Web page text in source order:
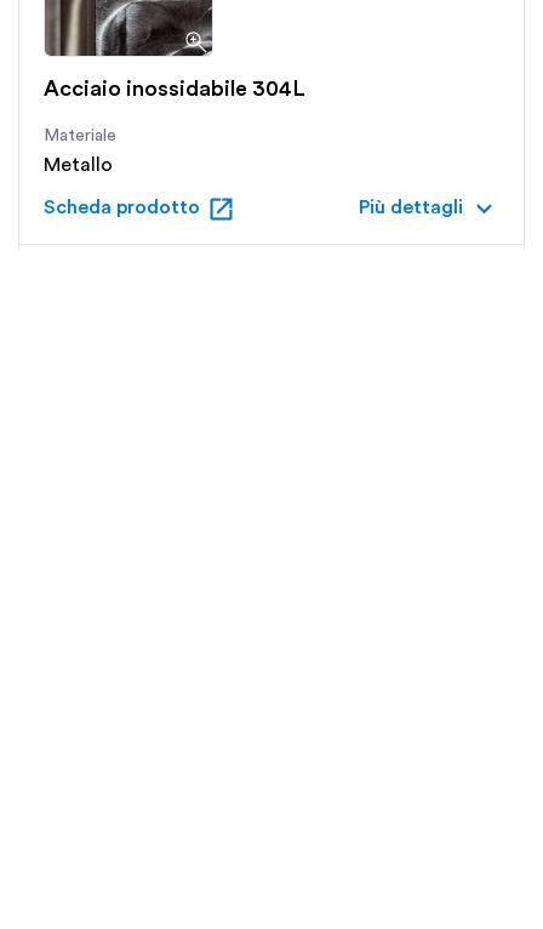
Acciaio inossidabile 304L
Materiale
Metallo
Scheda prodotto open_in_new Più dettagli keyboard_arrow_down